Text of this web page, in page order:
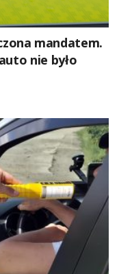
mandatem.
nie było